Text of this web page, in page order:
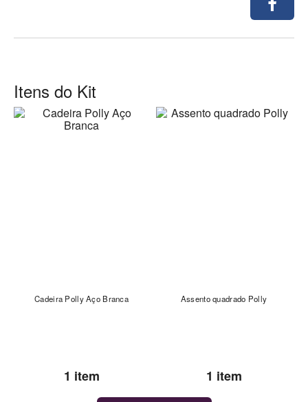
Itens do Kit
Cadeira Polly Aço Branca
1 item
Assento quadrado Polly
1 item